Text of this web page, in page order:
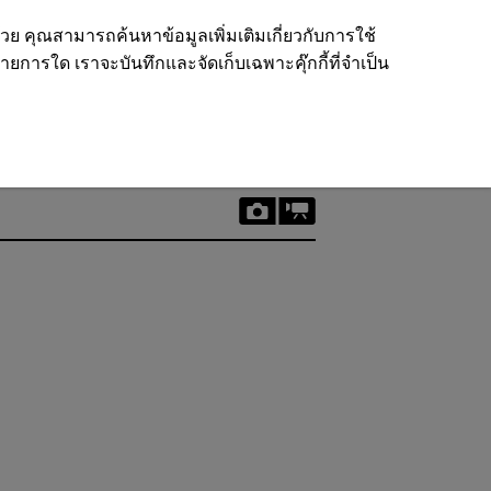
ย คุณสามารถค้นหาข้อมูลเพิ่มเติมเกี่ยวกับการใช้
ยการใด เราจะบันทึกและจัดเก็บเฉพาะคุ๊กกี้ที่จำเป็น